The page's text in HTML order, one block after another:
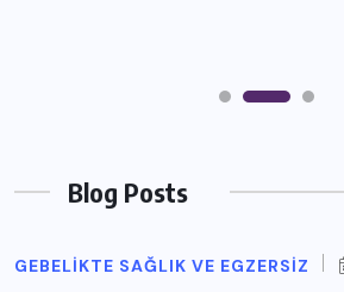
Blog Posts
GEBELIKTE SAĞLIK VE EGZERSIZ